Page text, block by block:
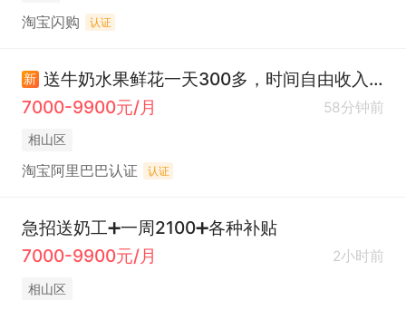
淘宝闪购 认证
新
送牛奶水果鲜花一天300多，时间自由收入高，可全可兼
7000-9900元/月
58分钟前
相山区
淘宝阿里巴巴认证 认证
急招送奶工➕一周2100➕各种补贴
7000-9900元/月
2小时前
相山区